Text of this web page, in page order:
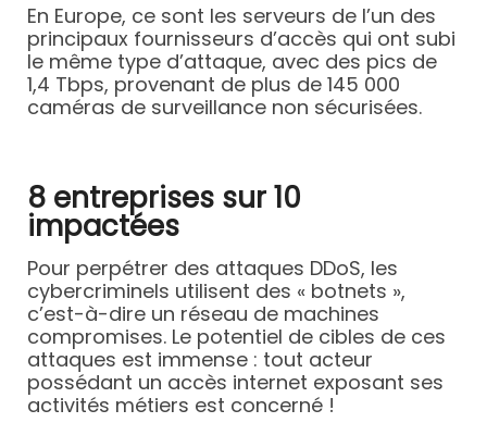
En Europe, ce sont les serveurs de l’un des
principaux fournisseurs d’accès qui ont subi
le même type d’attaque, avec des pics de
1,4 Tbps, provenant de plus de 145 000
caméras de surveillance non sécurisées.
8 entreprises sur 10
impactées
Pour perpétrer des attaques DDoS, les
cybercriminels utilisent des « botnets »,
c’est-à-dire un réseau de machines
compromises. Le potentiel de cibles de ces
attaques est immense : tout acteur
possédant un accès internet exposant ses
activités métiers est concerné !